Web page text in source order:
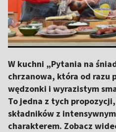
W kuchni „Pytania na
chrzanowa, która od razu
wędzonki i wyrazistym
To jedna z tych
składników z
charakterem. Zobacz